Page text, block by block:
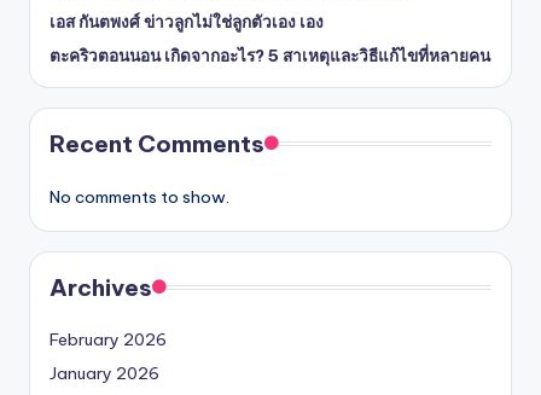
เอส กันตพงศ์ ข่าวลูกไม่ใช่ลูกตัวเอง เอง
ตะคริวตอนนอน เกิดจากอะไร? 5 สาเหตุและวิธีแก้ไขที่หลายคน
Recent Comments
No comments to show.
Archives
February 2026
January 2026